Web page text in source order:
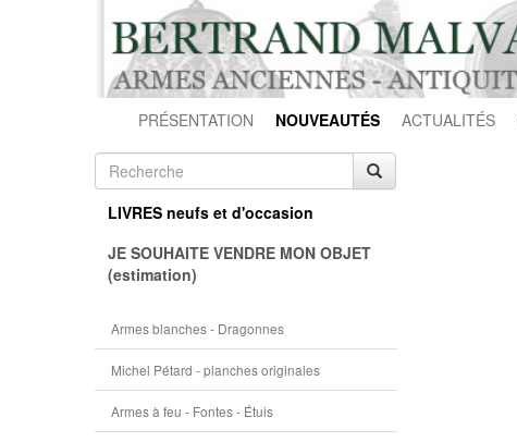
PRÉSENTATION NOUVEAUTÉS ACTUALITÉS
LIVRES neufs et d'occasion
JE SOUHAITE VENDRE MON OBJET
(estimation)
Armes blanches - Dragonnes
Michel Pétard - planches originales
Armes à feu - Fontes - Étuis